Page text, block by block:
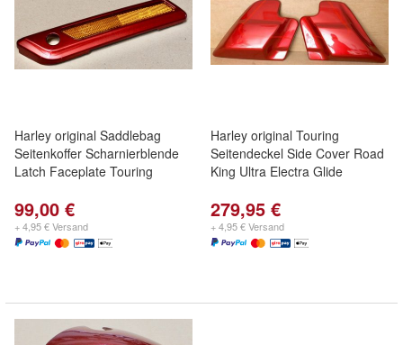
Harley original Saddlebag
Seitenkoffer Scharnierblende
Latch Faceplate Touring
99,00 €
+ 4,95 € Versand
Harley original Touring
Seitendeckel Side Cover Road
King Ultra Electra Glide
279,95 €
+ 4,95 € Versand